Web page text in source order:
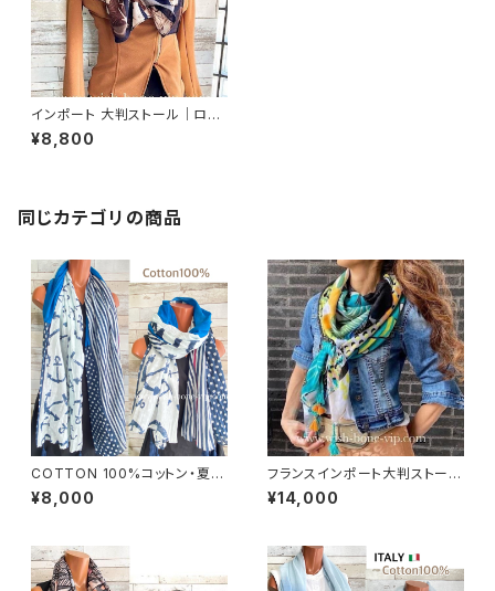
インポート 大判ストール｜ロン
グストール・スカーフ｜紫外線対
策・寒暖差におしゃれストール｜
¥8,800
同じカテゴリの商品
COTTON 100%コットン・夏の
ストール インポート大判ストー
ル ｜通気性・肌触りの良いロン
¥8,000
フランスインポート大判ストー
ル・スクエア調タッセル付き ポリ
エステル ストール・スカーフ｜ア
¥14,000